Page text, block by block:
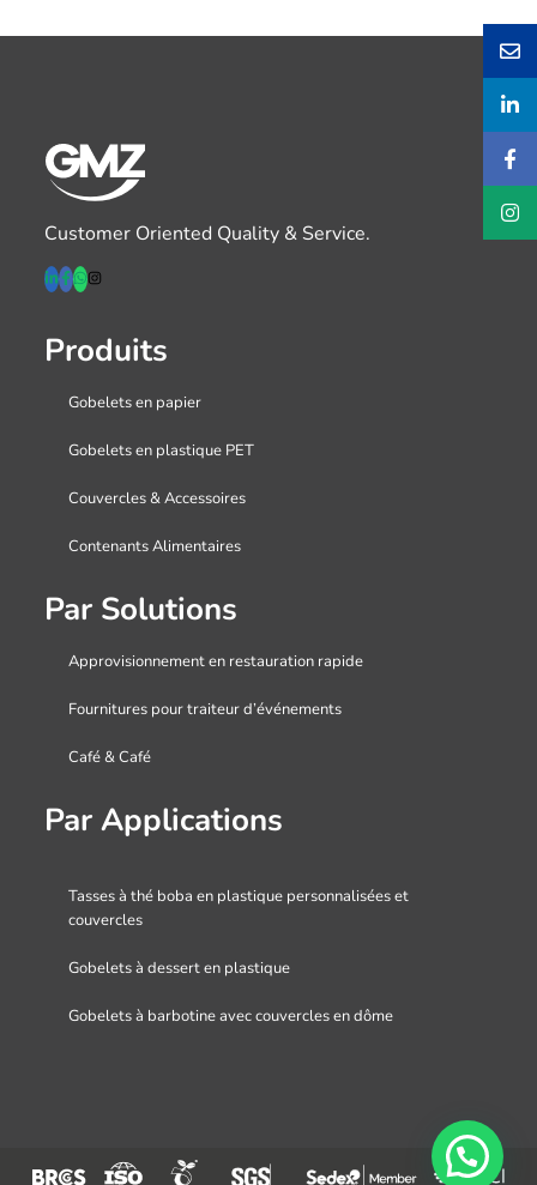
Customer Oriented Quality & Service.
Produits
Gobelets en papier
Gobelets en plastique PET
Couvercles & Accessoires
Contenants Alimentaires
Par Solutions
Approvisionnement en restauration rapide
Fournitures pour traiteur d’événements
Café & Café
Par Applications
Tasses à thé boba en plastique personnalisées et
couvercles
Gobelets à dessert en plastique
Gobelets à barbotine avec couvercles en dôme